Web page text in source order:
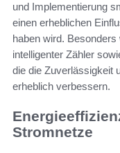
und Implementierung
einen erheblichen
haben wird.
intelligenter Zähler
die die Zuverlässigkeit
erheblich verbessern.
Stromnetze